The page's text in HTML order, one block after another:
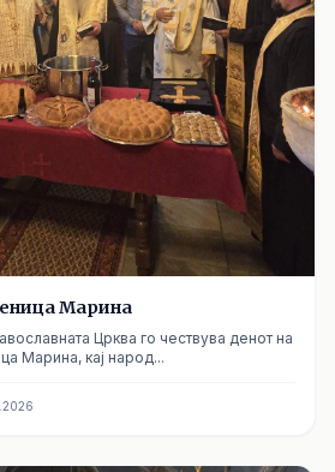
Маринa
Црква го чествува денот на
Марина, кај народ...